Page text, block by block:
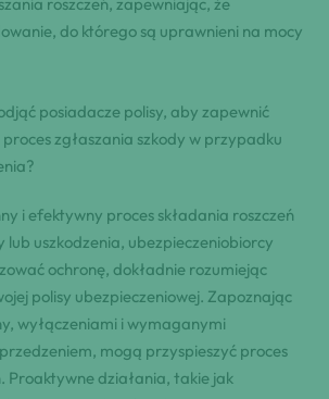
do którego są uprawnieni na mocy
posiadacze polisy, aby zapewnić
zgłaszania szkody w przypadku
i efektywny proces składania roszczeń
uszkodzenia, ubezpieczeniobiorcy
ochronę, dokładnie rozumiejąc
polisy ubezpieczeniowej. Zapoznając
wyłączeniami i wymaganymi
mogą przyspieszyć proces
Proaktywne działania, takie jak